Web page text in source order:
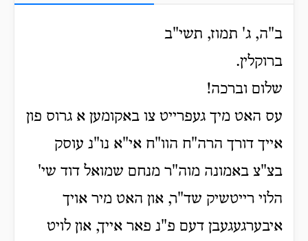
ב"ה, ג' תמוז, תשי"ב
ברוקלין.
שלום וברכה!
עס האט מיך געפרייט צו באקומען א גרוס פון
אייך דורך הרה"ח הוו"ח אי"א נו"נ עוסק
בצ"צ באמונה מוה"ר מנחם שמואל דוד שי'
הלוי רייטשיק שד"ר, און האט מיר אויך
איבערגעגעבן דעם פ"נ פאר אייך, און לויט